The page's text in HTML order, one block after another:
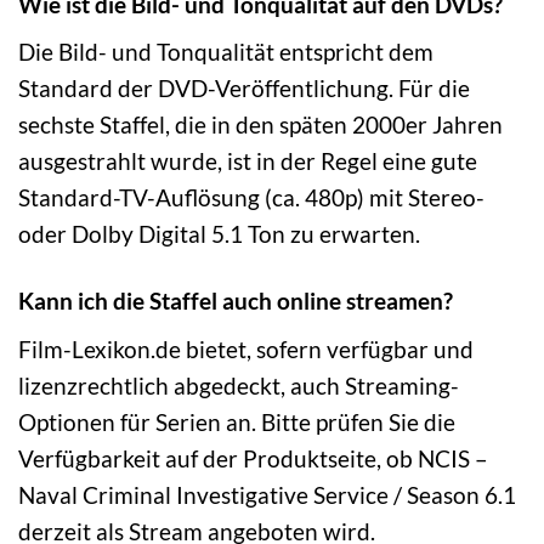
Die Bild- und Tonqualität entspricht dem
Standard der DVD-Veröffentlichung. Für die
sechste Staffel, die in den späten 2000er Jahren
ausgestrahlt wurde, ist in der Regel eine gute
Standard-TV-Auflösung (ca. 480p) mit Stereo-
oder Dolby Digital 5.1 Ton zu erwarten.
Kann ich die Staffel auch online streamen?
Film-Lexikon.de bietet, sofern verfügbar und
lizenzrechtlich abgedeckt, auch Streaming-
Optionen für Serien an. Bitte prüfen Sie die
Verfügbarkeit auf der Produktseite, ob NCIS –
Naval Criminal Investigative Service / Season 6.1
derzeit als Stream angeboten wird.